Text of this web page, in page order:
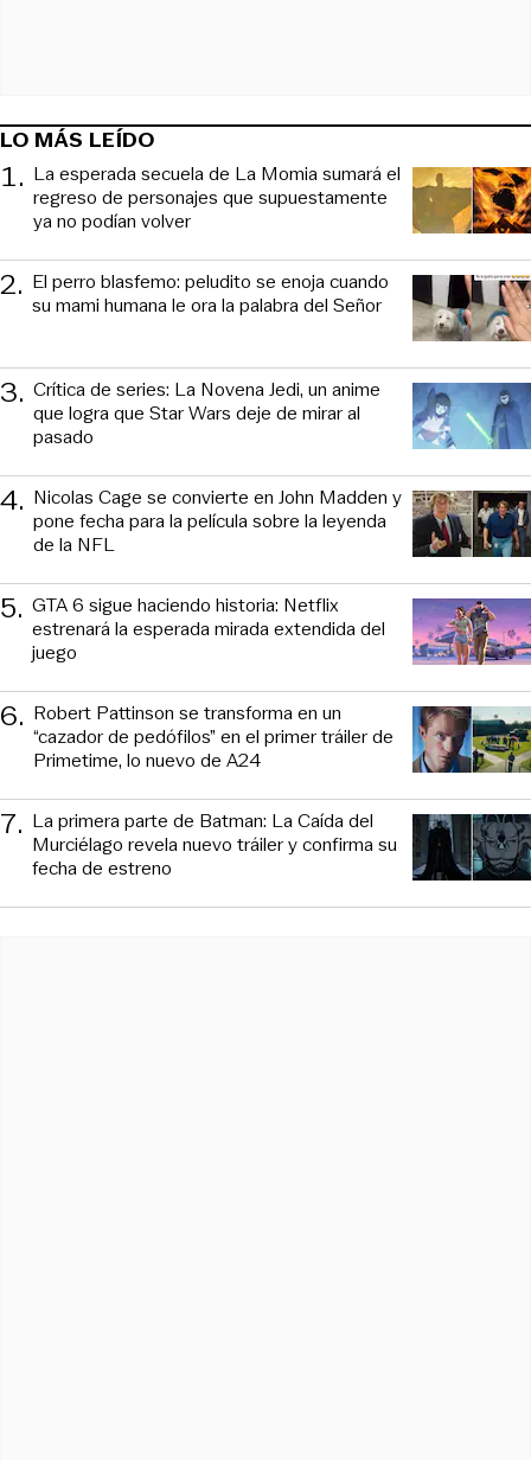
LO MÁS LEÍDO
1. La esperada secuela de La Momia sumará el
regreso de personajes que supuestamente
ya no podían volver
2. El perro blasfemo: peludito se enoja cuando
su mami humana le ora la palabra del Señor
3. Crítica de series: La Novena Jedi, un anime
que logra que Star Wars deje de mirar al
pasado
4. Nicolas Cage se convierte en John Madden y
pone fecha para la película sobre la leyenda
de la NFL
5. GTA 6 sigue haciendo historia: Netflix
estrenará la esperada mirada extendida del
juego
6. Robert Pattinson se transforma en un
“cazador de pedófilos” en el primer tráiler de
Primetime, lo nuevo de A24
7. La primera parte de Batman: La Caída del
Murciélago revela nuevo tráiler y confirma su
fecha de estreno